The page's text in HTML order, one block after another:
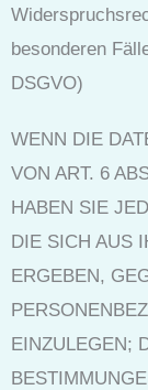
besonderen
DSGVO)
WENN DIE
VON ART. 6
HABEN SIE
DIE SICH AUS
ERGEBEN,
EINZULEGEN;